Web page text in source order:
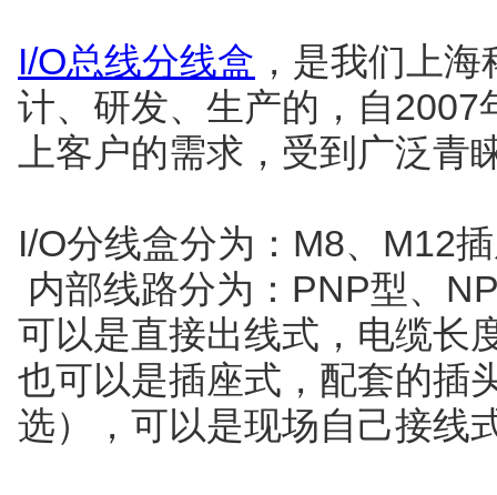
I/O总线分线盒 ，是我们上
计、研发、生产的，自
上客户的需求，受到广泛青
I/O分线盒分为：M8、M12
内部线路分为：PNP型、
可以是直接出线式，电缆长
也可以是插座式，配套的插
选），可以是现场自己接线